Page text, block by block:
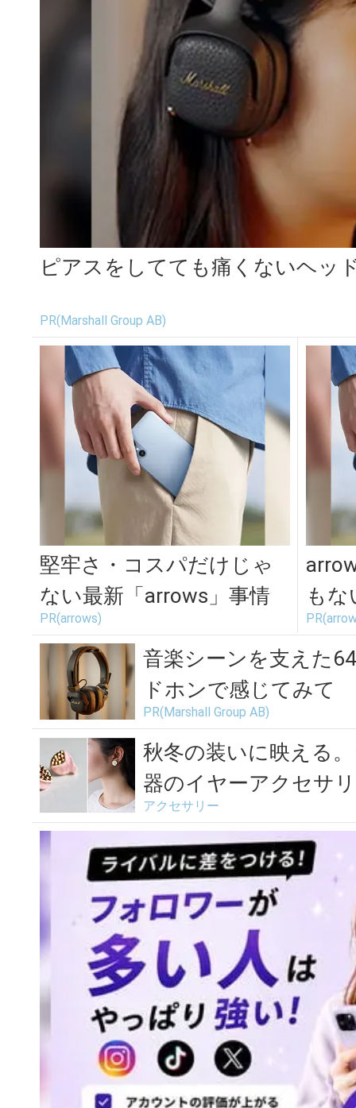
ピアスをしてても痛くないヘッ
PR(Marshall Group AB)
堅牢さ・コスパだけじゃ
ない最新「arrows」事情
PR(arrows)
も
音楽シーンを支えた
ドホンで感じてみて
PR(Marshall Group AB)
秋冬の装いに映える
器のイヤーアクセサ
アクセサリー